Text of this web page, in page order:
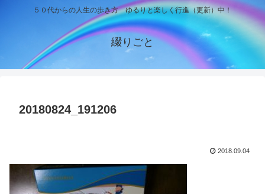
５０代からの人生の歩き方 ゆるりと楽しく行進（更新）中！
綴りごと
20180824_191206
2018.09.04